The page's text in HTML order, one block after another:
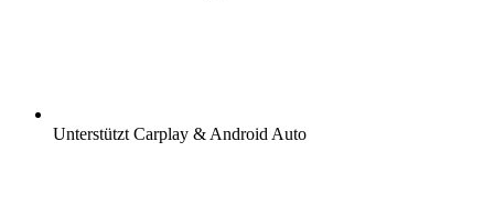
Unterstützt Carplay & Android Auto